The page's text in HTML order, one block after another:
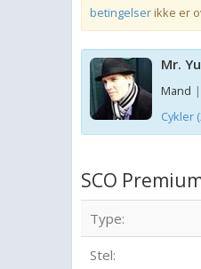
betingelser ikke er
Mr.
Mand |
Cykler
SCO
Type:
Stel: